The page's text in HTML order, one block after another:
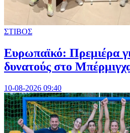
ΣΤΙΒΟΣ
Ευρωπαϊκό: Πρεμιέρα
δυνατούς στο
10-08-2026 09:40